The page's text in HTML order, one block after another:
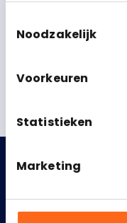
Noodzakelijk
Voorkeuren
Statistieken
Marketing
Win dit kunstwerk!